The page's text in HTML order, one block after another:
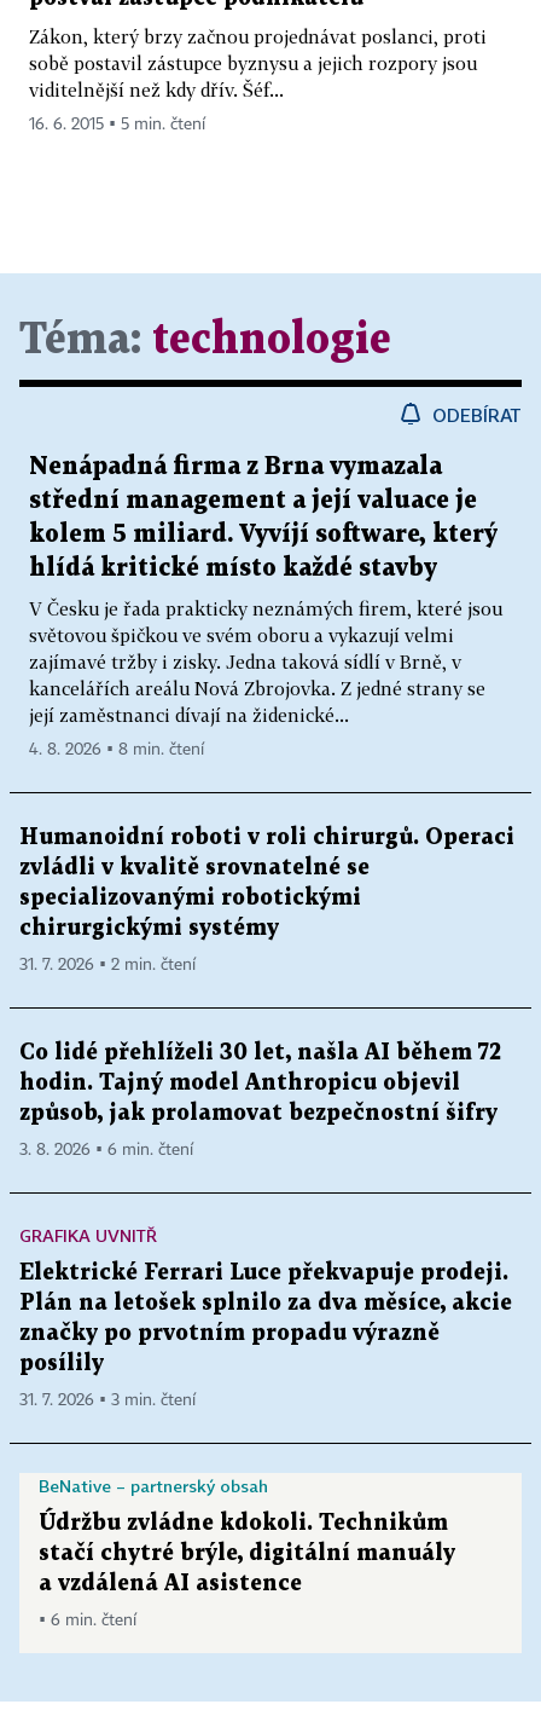
Zákon, který brzy začnou projednávat poslanci, proti
sobě postavil zástupce byznysu a jejich rozpory jsou
viditelnější než kdy dřív. Šéf...
16. 6. 2015 ▪ 5 min. čtení
Téma: technologie
ODEBÍRAT
Nenápadná firma z Brna vymazala
střední management a její valuace je
kolem 5 miliard. Vyvíjí software, který
hlídá kritické místo každé stavby
V Česku je řada prakticky neznámých firem, které jsou
světovou špičkou ve svém oboru a vykazují velmi
zajímavé tržby i zisky. Jedna taková sídlí v Brně, v
kancelářích areálu Nová Zbrojovka. Z jedné strany se
její zaměstnanci dívají na židenické...
4. 8. 2026 ▪ 8 min. čtení
Humanoidní roboti v roli chirurgů. Operaci
zvládli v kvalitě srovnatelné se
specializovanými robotickými
chirurgickými systémy
31. 7. 2026 ▪ 2 min. čtení
Co lidé přehlíželi 30 let, našla AI během 72
hodin. Tajný model Anthropicu objevil
způsob, jak prolamovat bezpečnostní šifry
3. 8. 2026 ▪ 6 min. čtení
GRAFIKA UVNITŘ
Elektrické Ferrari Luce překvapuje prodeji.
Plán na letošek splnilo za dva měsíce, akcie
značky po prvotním propadu výrazně
posílily
31. 7. 2026 ▪ 3 min. čtení
BeNative – partnerský obsah
Údržbu zvládne kdokoli. Technikům
stačí chytré brýle, digitální manuály
a vzdálená AI asistence
▪ 6 min. čtení